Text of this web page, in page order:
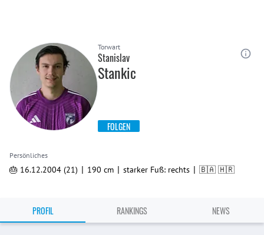
Torwart
Stanislav
Stankic
FOLGEN
Persönliches
🎂 16.12.2004 (21) | 190 cm | starker Fuß: rechts | 🇧🇦 🇭🇷
PROFIL RANKINGS NEWS